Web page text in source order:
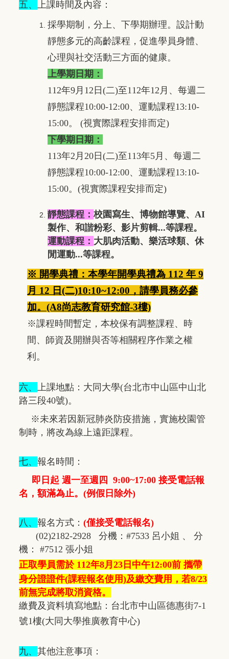
五、 上課時間及內容：
採學期制，分上、下學期辦理。設計動
靜態多元的高齡課程，促進學員身體、
心理與社交活動三方面的健康。
上學期日期：
112年9月12日(二)至112年12月、 每週二
靜態課程10:00-12:00、運動課程13:10-
15:00。
(視實際課程安排而定)
下學期日期：
113年2月20日(二)至113年5月 、 每週二
靜態課程10:00-12:00、運動課程13:10-
15:00。 (視實際課程安排而定)
靜態課程： 校園寫生、博物館導覽、AI
製作、和諧粉彩、影片剪輯...等課程。
運動課程： 大肌肉活動、樂活球類、休
閒運動...等課程。
※ 開學典禮：本學年開學典禮為 112 年 9
月 12 日(二)10:10~12:00，請學員務必參
加。(A8尚志教育研究館-3樓)
※課程時間暫定， 本校保有調整課程、時
間、師資及開辦與否等相關程序作業之權
利。
六、 上課地點：大同大學(台北市中山區中山北
路三段40號)。
※未來若因新冠肺炎防疫措施，實施校園管
制時，將改為線上遠距課程。
七、 報名時間：
即日起 週一至週四 9:00~17:00 接受電話報
名，額滿為止。(例假日除外)
八、 報名方式： (僅接受電話報名)
(02)2182-2928 分機：#7533 呂小姐 、 分
機： #7512 張小姐
正取學員需於 112年8月23日中午12:00前 攜帶
身分證證件(課程報名使用)及繳交費用，若8/23
前無完成將取消資格。
繳費及資料填寫地點：台北市中山區德惠街7-1
號1樓(大同大學推廣教育中心)
九、 其他注意事項：